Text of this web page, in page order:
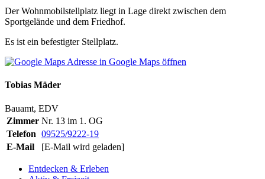
Der Wohnmobilstellplatz liegt in Lage direkt zwischen dem
Sportgelände und dem Friedhof.
Es ist ein befestigter Stellplatz.
Adresse in Google Maps öffnen
Tobias Mäder
Bauamt, EDV
Zimmer Nr. 13 im 1. OG
Telefon 09525/9222-19
E-Mail
[E-Mail wird geladen]
Entdecken & Erleben